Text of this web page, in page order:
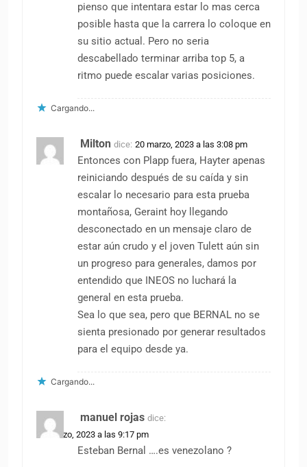
pienso que intentara estar lo mas cerca
posible hasta que la carrera lo coloque en
su sitio actual. Pero no seria
descabellado terminar arriba top 5, a
ritmo puede escalar varias posiciones.
Cargando...
Milton dice: 20 marzo, 2023 a las 3:08 pm
Entonces con Plapp fuera, Hayter apenas
reiniciando después de su caída y sin
escalar lo necesario para esta prueba
montañosa, Geraint hoy llegando
desconectado en un mensaje claro de
estar aún crudo y el joven Tulett aún sin
un progreso para generales, damos por
entendido que INEOS no luchará la
general en esta prueba.
Sea lo que sea, pero que BERNAL no se
sienta presionado por generar resultados
para el equipo desde ya.
Cargando...
manuel rojas dice:
20 marzo, 2023 a las 9:17 pm
Esteban Bernal ….es venezolano ?